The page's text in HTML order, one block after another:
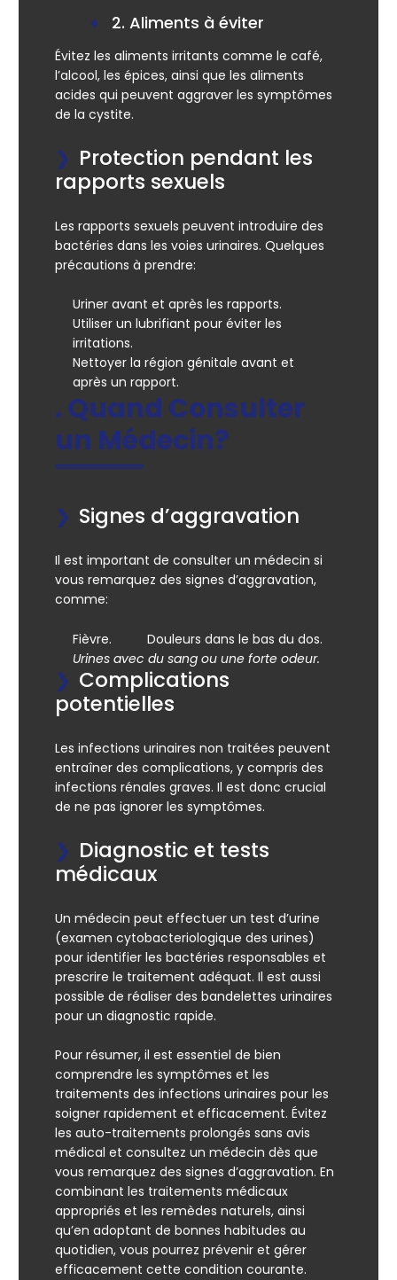
2. Aliments à éviter
Évitez les aliments irritants comme le café,
l’alcool, les épices, ainsi que les aliments
acides qui peuvent aggraver les symptômes
de la cystite.
Protection pendant les
rapports sexuels
Les rapports sexuels peuvent introduire des
bactéries dans les voies urinaires. Quelques
précautions à prendre:
Uriner avant et après les rapports.
Utiliser un lubrifiant pour éviter les
irritations.
Nettoyer la région génitale avant et
après un rapport.
. Quand Consulter
un Médecin?
Signes d’aggravation
Il est important de consulter un médecin si
vous remarquez des signes d’aggravation,
comme:
Fièvre.
Douleurs dans le bas du dos.
Urines avec du sang ou une forte odeur.
Complications
potentielles
Les infections urinaires non traitées peuvent
entraîner des complications, y compris des
infections rénales graves. Il est donc crucial
de ne pas ignorer les symptômes.
Diagnostic et tests
médicaux
Un médecin peut effectuer un test d’urine
(examen cytobacteriologique des urines)
pour identifier les bactéries responsables et
prescrire le traitement adéquat. Il est aussi
possible de réaliser des bandelettes urinaires
pour un diagnostic rapide.
Pour résumer, il est essentiel de bien
comprendre les symptômes et les
traitements des infections urinaires pour les
soigner rapidement et efficacement. Évitez
les auto-traitements prolongés sans avis
médical et consultez un médecin dès que
vous remarquez des signes d’aggravation. En
combinant les traitements médicaux
appropriés et les remèdes naturels, ainsi
qu’en adoptant de bonnes habitudes au
quotidien, vous pourrez prévenir et gérer
efficacement cette condition courante.